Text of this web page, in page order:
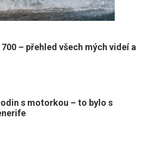
– přehled všech mých videí a
s motorkou – to bylo s